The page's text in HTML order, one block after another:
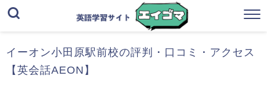
イーオン小田原駅前校の評判・口コミ・アクセス
【英会話AEON】